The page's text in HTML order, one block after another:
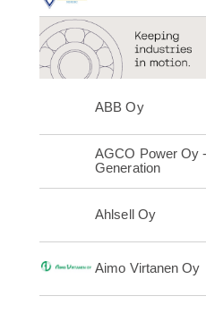
ABB Oy
AGCO Power Oy
Generation
Ahlsell Oy
Aimo Virtanen Oy